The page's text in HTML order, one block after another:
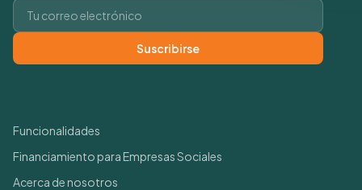
Correo electrónico
Suscribirse
Funcionalidades
Financiamiento para Empresas Sociales
Acerca de nosotros